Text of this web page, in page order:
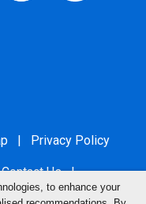
| Privacy Policy
Contact Us |
to enhance your